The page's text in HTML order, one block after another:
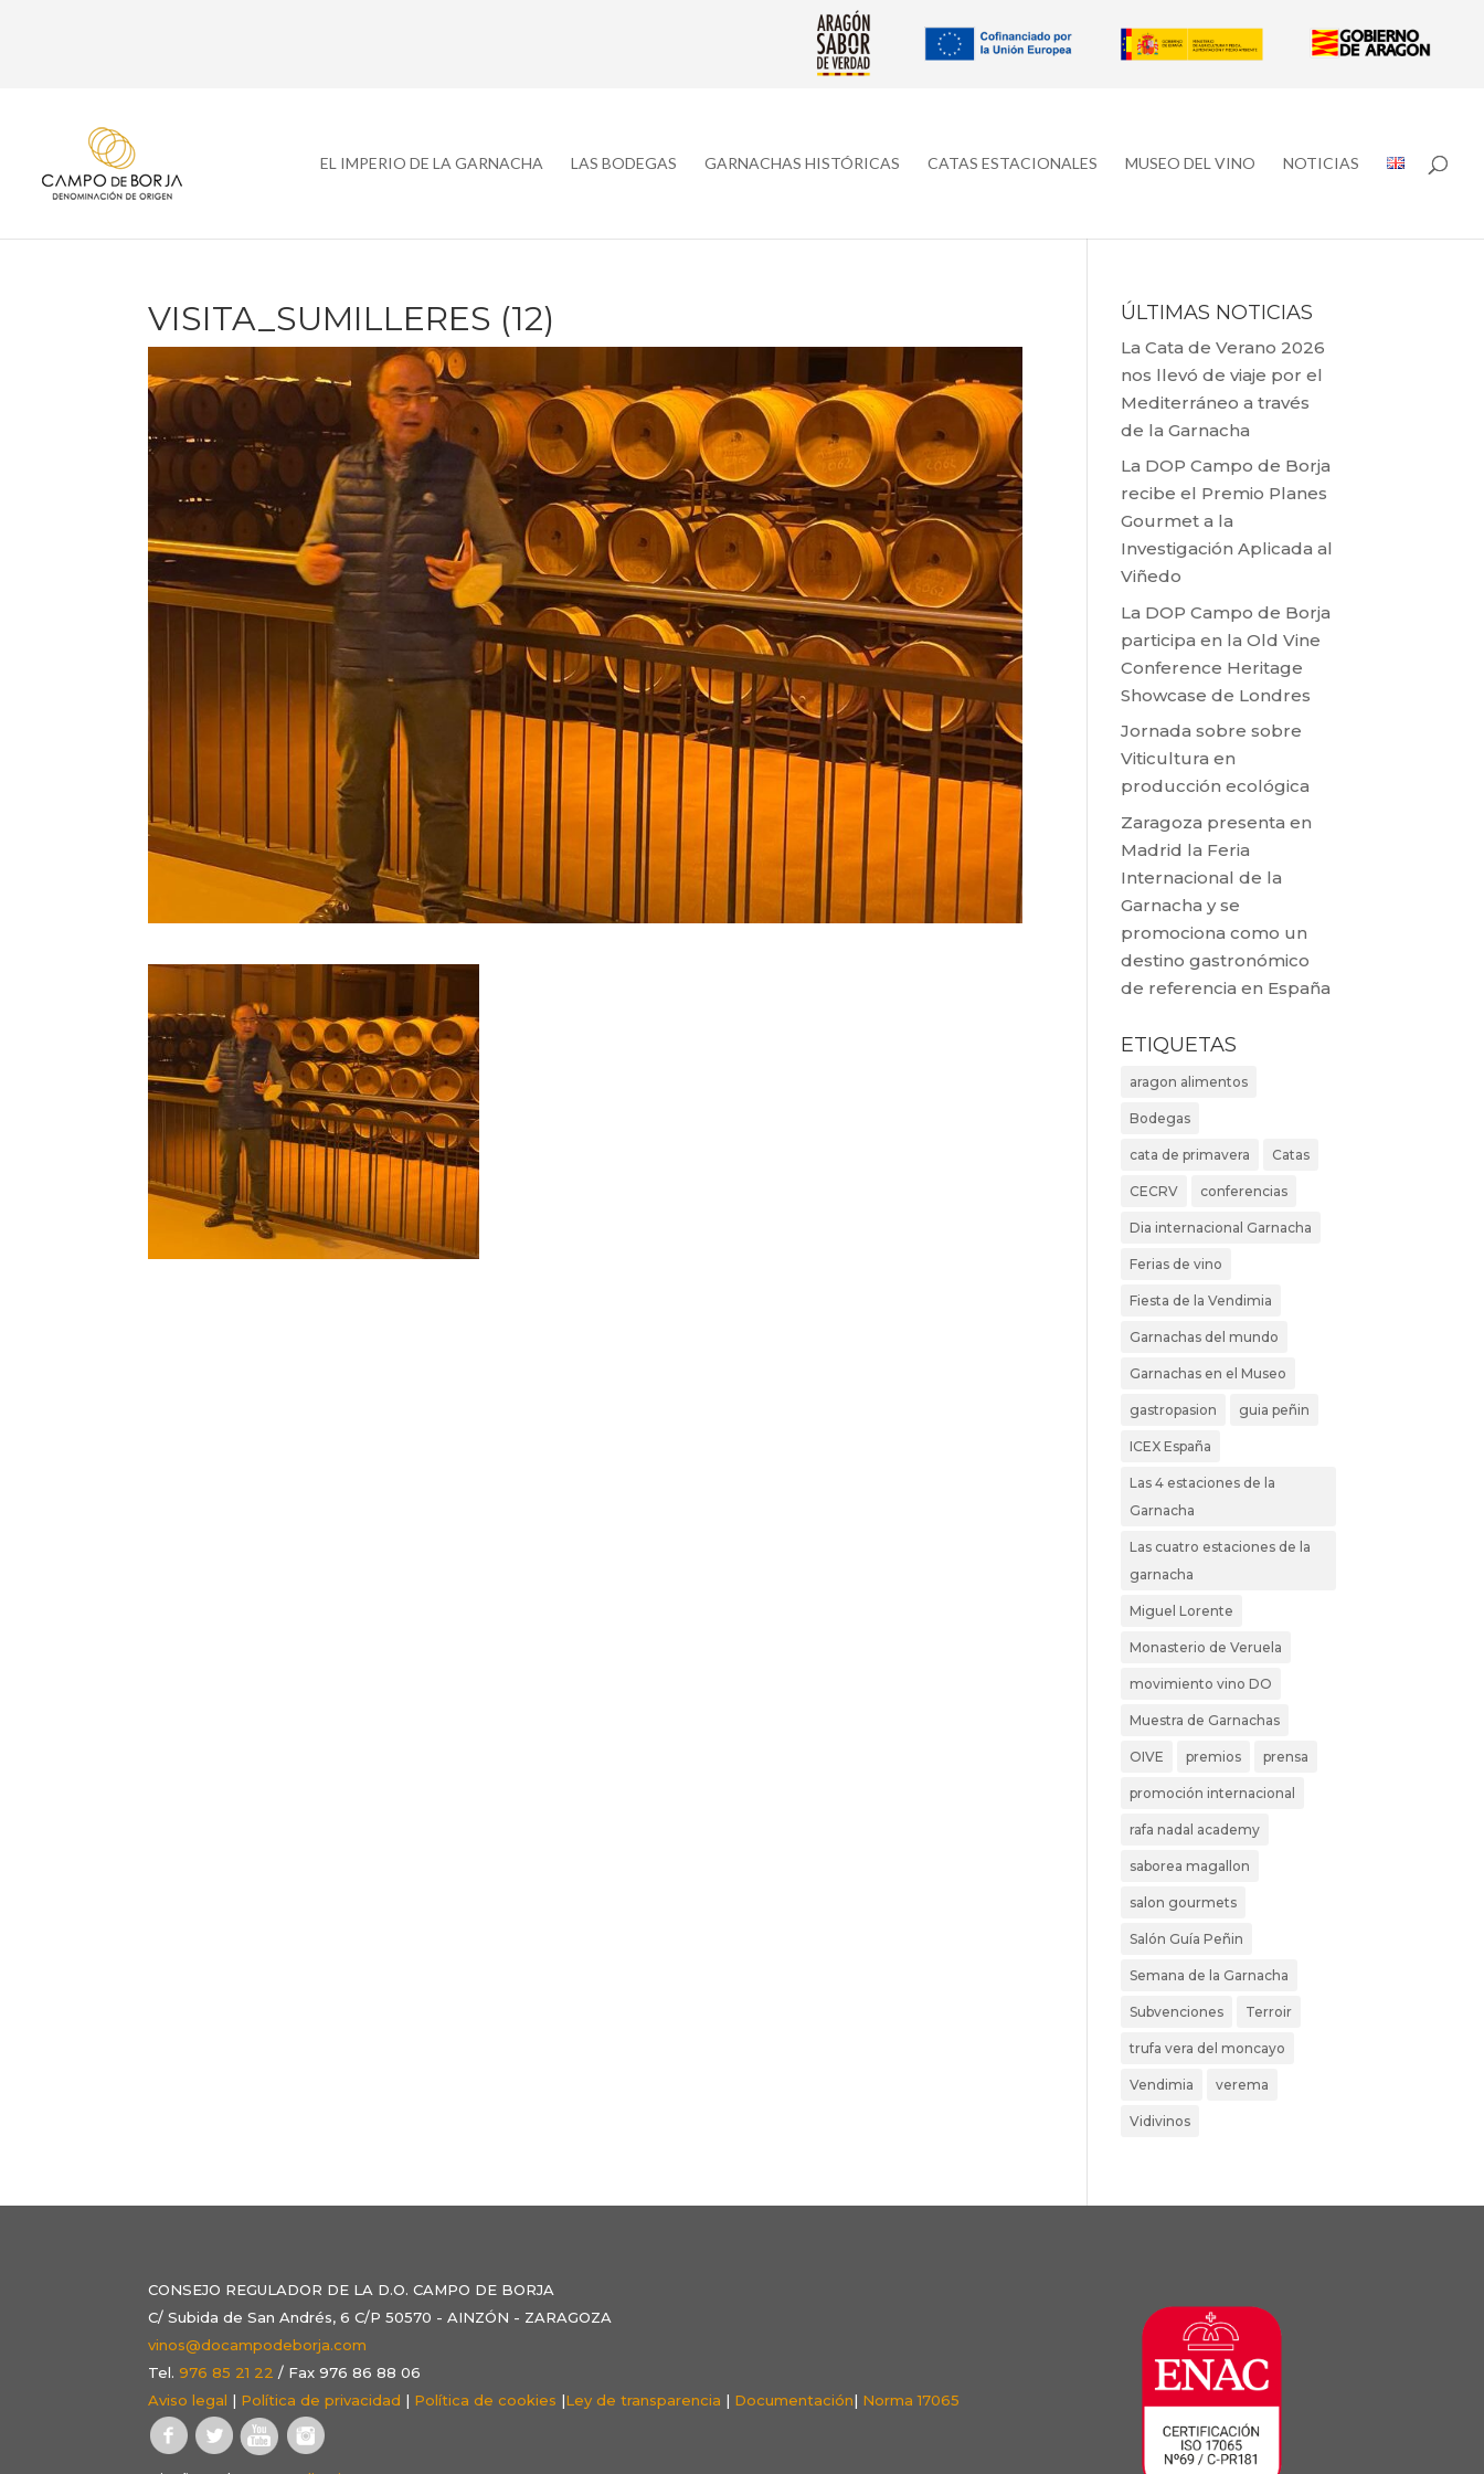
EL IMPERIO DE LA GARNACHA LAS BODEGAS GARNACHAS HISTÓRICAS CATAS ESTACIONALES MUSEO DEL VINO NOTICIAS
VISITA_SUMILLERES (12) ÚLTIMAS NOTICIAS
La Cata de Verano 2026
nos llevó de viaje por el
Mediterráneo a través
de la Garnacha
La DOP Campo de Borja
recibe el Premio Planes
Gourmet a la
Investigación Aplicada al
Viñedo
La DOP Campo de Borja
participa en la Old Vine
Conference Heritage
Showcase de Londres
Jornada sobre sobre
Viticultura en
producción ecológica
Zaragoza presenta en
Madrid la Feria
Internacional de la
Garnacha y se
promociona como un
destino gastronómico
de referencia en España
ETIQUETAS
aragon alimentos
Bodegas
cata de primavera Catas
CECRV conferencias
Dia internacional Garnacha
Ferias de vino
Fiesta de la Vendimia
Garnachas del mundo
Garnachas en el Museo
gastropasion guia peñin
ICEX España
Las 4 estaciones de la
Garnacha
Las cuatro estaciones de la
garnacha
Miguel Lorente
Monasterio de Veruela
movimiento vino DO
Muestra de Garnachas
OIVE premios prensa
promoción internacional
rafa nadal academy
saborea magallon
salon gourmets
Salón Guía Peñin
Semana de la Garnacha
Subvenciones Terroir
trufa vera del moncayo
Vendimia verema
Vidivinos
CONSEJO REGULADOR DE LA D.O. CAMPO DE BORJA
C/ Subida de San Andrés, 6 C/P 50570 - AINZÓN - ZARAGOZA
vinos@docampodeborja.com
Tel.976 85 21 22 / Fax 976 86 88 06
Aviso legal | Política de privacidad | Política de cookies |Ley de transparencia | Documentación| Norma 17065